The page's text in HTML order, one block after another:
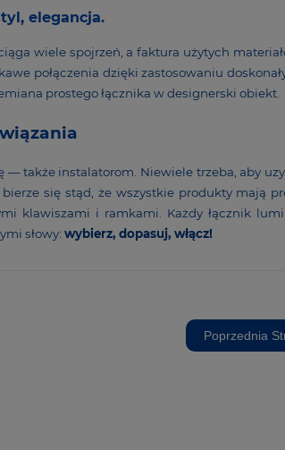
elegancja.
wiele spoj­rzeń, a faktura użytych
połą­czenia dzięki zasto­so­waniu
prostego łącz­nika w desi­gnerski obiekt.
— także insta­la­torom. Niewiele trzeba, aby
się stąd, że wszystkie produkty mają
klawi­szami i ramkami. Każdy łącznik
słowy: wybierz, dopasuj, włącz!
Poprzednia